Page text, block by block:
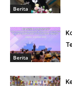
Berita
Berita